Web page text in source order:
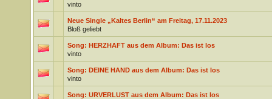
vinto
Neue Single „Kaltes Berlin“ am Freitag, 17.11.2023
Bloß geliebt
Song: HERZHAFT aus dem Album: Das ist los
vinto
Song: DEINE HAND aus dem Album: Das ist los
vinto
Song: URVERLUST aus dem Album: Das ist los